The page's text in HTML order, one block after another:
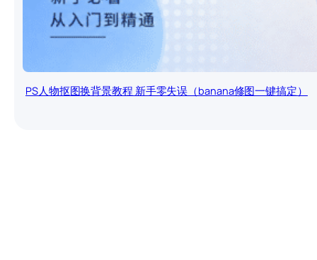
PS人物抠图换背景教程 新手零失误（banana修图一键搞定）